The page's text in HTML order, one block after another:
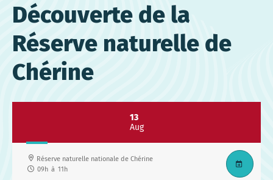
Découverte de la
Réserve naturelle de
Chérine
13
Aug
Réserve naturelle nationale de Chérine
09h à 11h